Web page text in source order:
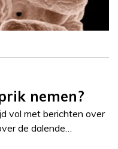
nemen?
vol met berichten over
de dalende…